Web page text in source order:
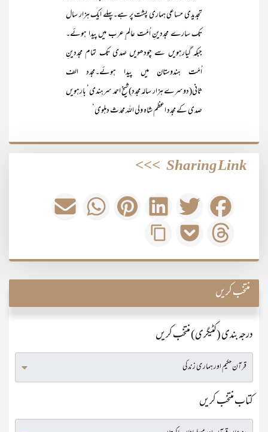
تجدیدی مساعی ہماری پشت پر ہے۔پہلے ایک ہزار سال
تک سارے مجددینِ اُمّت عالم ِعرب میں پیدا ہوئے۔
جبکہ گیارہویں سے چودھویں صدی تک تمام مجددینِ
اُمّت ہندوستان میں پیدا ہوئے۔مجدد الف
ثانی(دوسرے ہزار سالہ مجدد)شیخ احمد سرہندی‘ بارہویں
صدی کے مجدد اعظم شاہ ولی اللہ محدث دہلوی‘
Sharing Link
>>>
منتخب کریں
درجہ بندی (کٹیگری) منتخب کریں
کتاب منتخب کریں